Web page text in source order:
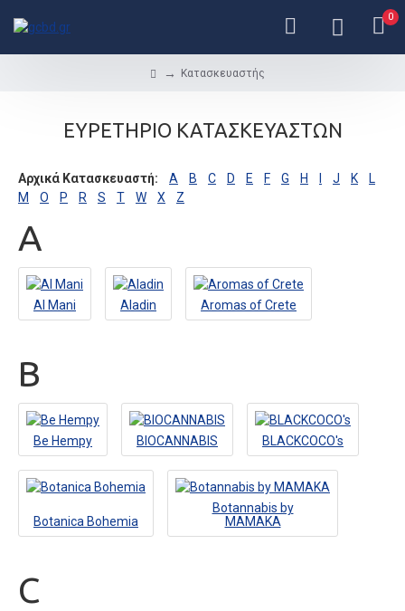
0
Κατασκευαστής
ΕΥΡΕΤΉΡΙΟ ΚΑΤΑΣΚΕΥΑΣΤΏΝ
Αρχικά Κατασκευαστή: A B C D E F G H J K
L
M
O P R S T W X Z
A
Al Mani Aladin Aromas of Crete
B
Be Hempy BIOCANNABIS BLACKCOCO's
Botanica Bohemia
Botannabis by
MAMAKA
C